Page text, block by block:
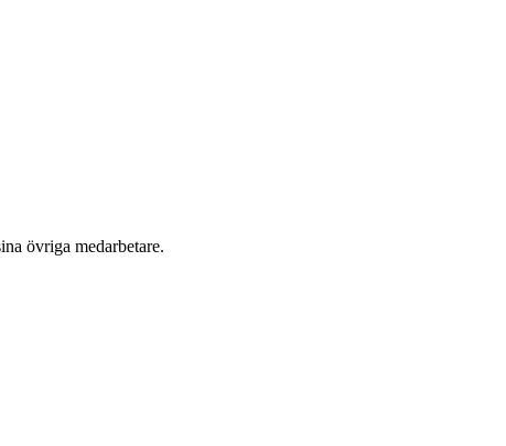
övriga medarbetare.